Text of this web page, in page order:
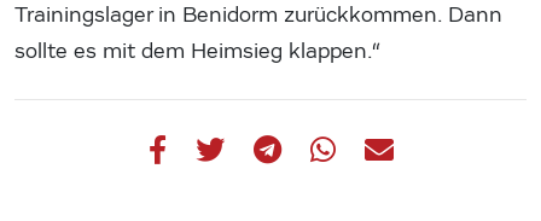
Trainingslager in Benidorm zurückkommen. Dann
sollte es mit dem Heimsieg klappen.“